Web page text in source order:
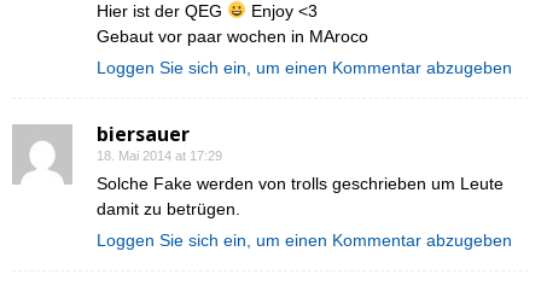
Hier ist der QEG
Enjoy <3
Gebaut vor paar wochen in MAroco
Loggen Sie sich ein, um einen Kommentar abzugeben
biersauer
18. Mai 2014 at 17:29
Solche Fake werden von trolls geschrieben um Leute
damit zu betrügen.
Loggen Sie sich ein, um einen Kommentar abzugeben